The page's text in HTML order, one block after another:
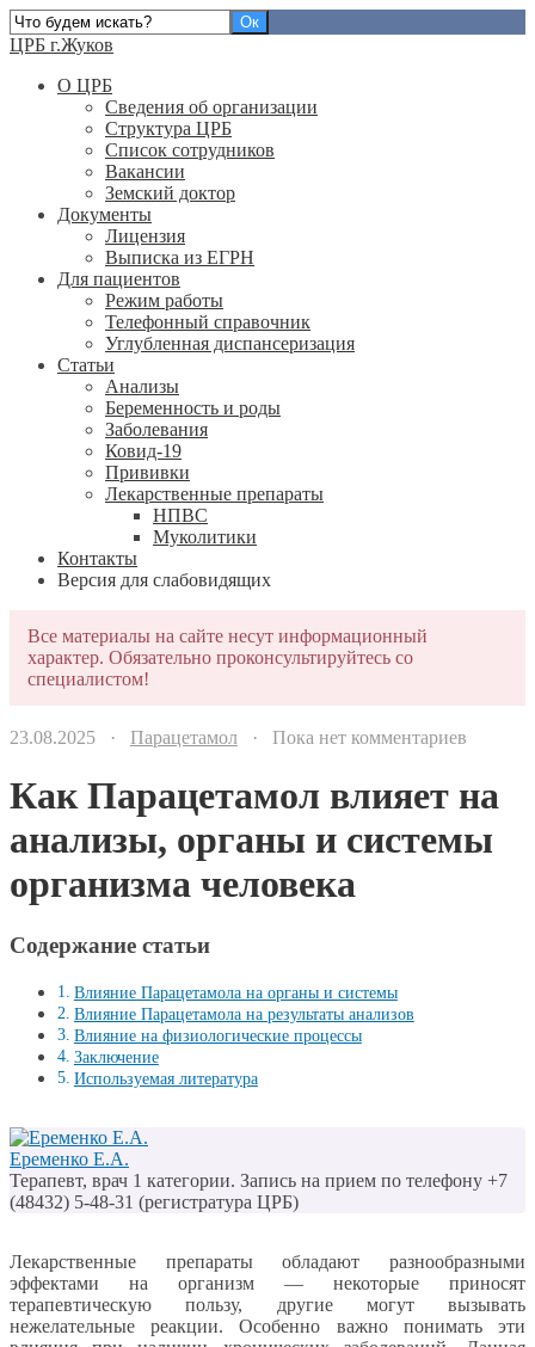
ЦРБ г.Жуков
О ЦРБ
Сведения об организации
Структура ЦРБ
Список сотрудников
Вакансии
Земский доктор
Документы
Лицензия
Выписка из ЕГРН
Для пациентов
Режим работы
Телефонный справочник
Углубленная диспансеризация
Статьи
Анализы
Беременность и роды
Заболевания
Ковид-19
Прививки
Лекарственные препараты
НПВС
Муколитики
Контакты
Версия для слабовидящих
Все материалы на сайте несут информационный
характер. Обязательно проконсультируйтесь со
специалистом!
23.08.2025 · Парацетамол · Пока нет комментариев
Как Парацетамол влияет на
анализы, органы и системы
организма человека
Содержание статьи
Влияние Парацетамола на органы и системы
Влияние Парацетамола на результаты анализов
Влияние на физиологические процессы
Заключение
Используемая литература
Еременко Е.А.
Терапевт, врач 1 категории. Запись на прием по телефону +7
(48432) 5-48-31 (регистратура ЦРБ)
Лекарственные препараты обладают разнообразными
эффектами на организм — некоторые приносят
терапевтическую пользу, другие могут вызывать
нежелательные реакции. Особенно важно понимать эти